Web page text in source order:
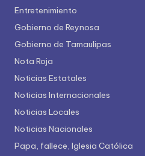
Entretenimiento
Gobierno de Reynosa
Gobierno de Tamaulipas
Nota Roja
Noticias Estatales
Noticias Internacionales
Noticias Locales
Noticias Nacionales
Papa, fallece, Iglesia Católica